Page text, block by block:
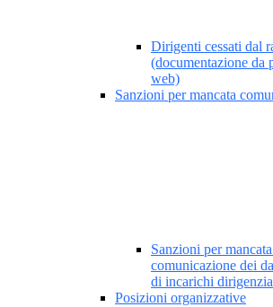
Dirigenti cessati dal
(documentazione da
web)
Sanzioni per mancata
Sanzioni per
comunicazione dei
di incarichi
Posizioni organizzative